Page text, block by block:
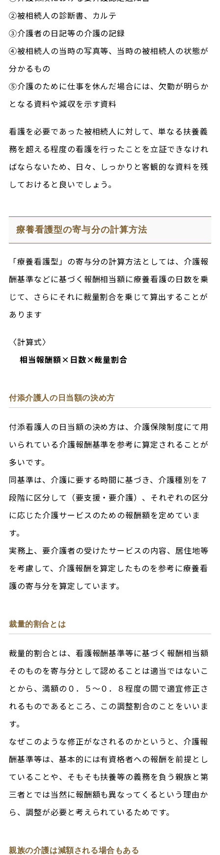
②被相続人の診断書、カルテ
③介護者の日記等の介護の記録
④被相続人の当時の写真等、当時の被相続人の状態が
分かるもの
⑤介護のために仕事を休んだ場合には、欠勤が明らか
となる資料や減収を示す資料
看護を必要であった被相続人に対して、単なる扶養義
務を超える程度の看護を行ったことを立証できなけれ
ばならないため、日々、しっかりと客観的な資料を残
しておけると良いでしょう。
療養看護型の寄与分の計算方法
「療養看護型」の寄与分の計算方法としては、介護報
酬基準などに基づく報酬相当額に療養看護の日数を乗
じて、さらにそれに裁量割合を乗じて算出することが
あります
〈計算式〉
相当報酬額×日数×裁量割合
付添介護人の日当額の決め方
付添看護人の日当額の決め方は、介護保険制度にて用
いられている介護報酬基準を参考に算定されることが
多いです。
同基準は、介護に要する時間に基づき、介護種別を７
段階に区分して（要支援・要介護）、それぞれの区分
に応じた介護サービスのための報酬額を定めていま
す。
実務上、要介護者の受けたサービスの内容、居住地等
を考慮して、介護報酬を算定したものを参考に療養看
護の寄与分を算定しています。
裁量的割合とは
裁量的割合とは、看護報酬基準等に基づく報酬相当額
そのものを寄与分として認めることは適当ではないこ
とから、満額の０．５～０．８程度の間で適宜修正さ
れるものであるところ、この調整割合のことをいいま
す。
なぜこのような修正がなされるのかというと、介護報
酬基準等は、基本的には有資格者への報酬を前提とし
ていることや、そもそも扶養等の義務を負う親族と第
三者とでは当然に報酬額も異なってくるという理由か
ら、調整が必要と考えられているためです。
親族の介護は減額される場合もある